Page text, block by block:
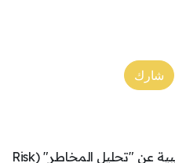
Article Link
شارك
تخيَّل أنَّك سجَّلت في دورة تدريبية عن "تحليل المخاطر" (Risk